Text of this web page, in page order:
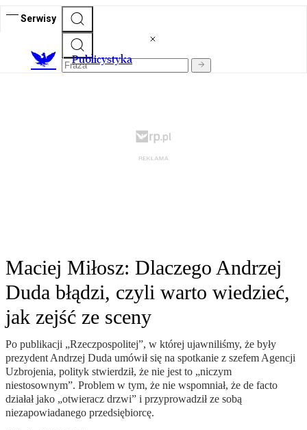
Serwisy
Publicystyka
Maciej Miłosz: Dlaczego Andrzej
Duda błądzi, czyli warto wiedzieć,
jak zejść ze sceny
Po publikacji „Rzeczpospolitej”, w której ujawniliśmy, że były
prezydent Andrzej Duda umówił się na spotkanie z szefem Agencji
Uzbrojenia, polityk stwierdził, że nie jest to „niczym
niestosownym”. Problem w tym, że nie wspomniał, że de facto
działał jako „otwieracz drzwi” i przyprowadził ze sobą
niezapowiadanego przedsiębiorcę.